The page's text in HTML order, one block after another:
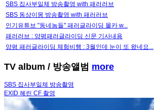
SBS 집사부일체 방송촬영 with 패러러브
SBS 동상이몽 방송촬영 with 패러러브
인기유튜브 "동네놈들" 패러글라이딩 몰카 w...
패러러브 : 양평패러글라이딩 신문 기사내용
양평 패러글라이딩 체험비행 : 3월인데 눈이 또 왔네요...
TV album / 방송앨범 more
SBS 집사부일체 방송촬영
EXID 혜린 CF 촬영